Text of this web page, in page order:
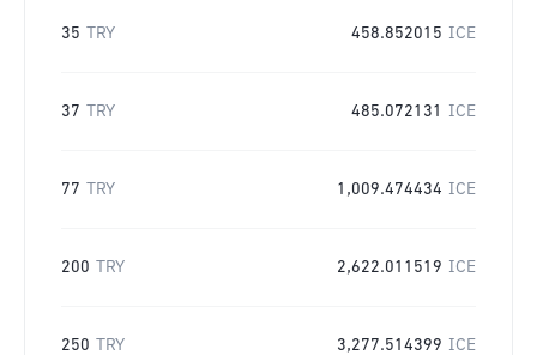
35 TRY 458.852015 ICE
37 TRY 485.072131 ICE
77 TRY 1,009.474434 ICE
200 TRY 2,622.011519 ICE
250 TRY 3,277.514399 ICE